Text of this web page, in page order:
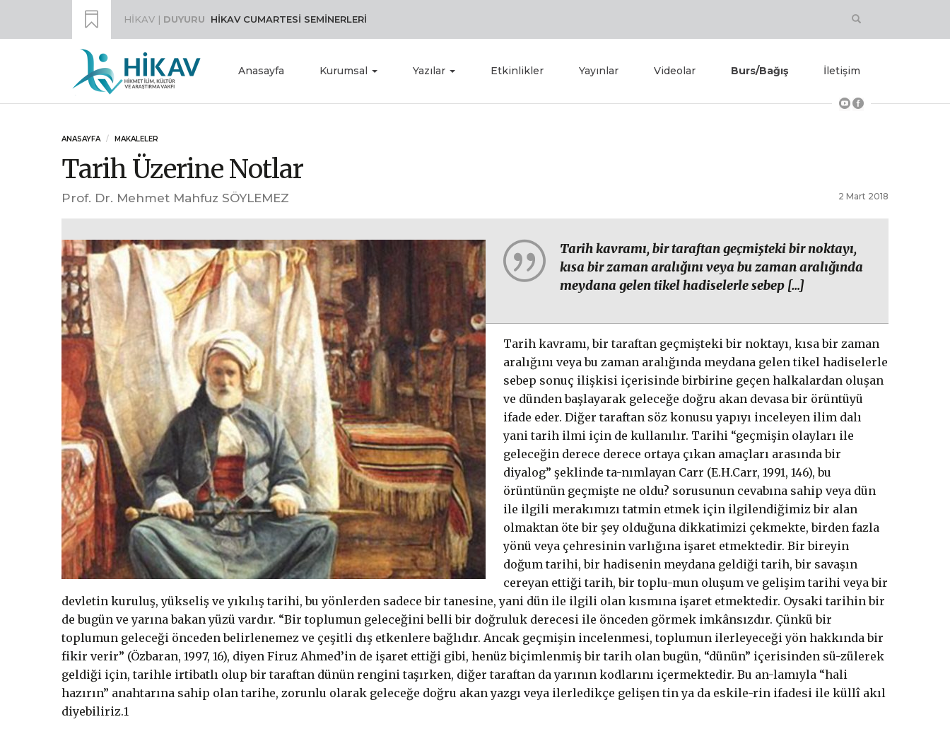
HİKAV | DUYURU HİKAV CUMARTESİ SEMİNERLERİ
Anasayfa Kurumsal Yazılar Etkinlikler Yayınlar Videolar Burs/Bağış İletişim
ANASAYFA MAKALELER
Tarih Üzerine Notlar
Prof. Dr. Mehmet Mahfuz SÖYLEMEZ 2 Mart 2018
Tarih kavramı, bir taraftan geçmişteki bir noktayı,
kısa bir zaman aralığını veya bu zaman aralığında
meydana gelen tikel hadiselerle sebep […]
Tarih kavramı, bir taraftan geçmişteki bir noktayı, kısa bir zaman
aralığını veya bu zaman aralığında meydana gelen tikel hadiselerle
sebep sonuç ilişkisi içerisinde birbirine geçen halkalardan oluşan
ve dünden başlayarak geleceğe doğru akan devasa bir örüntüyü
ifade eder. Diğer taraftan söz konusu yapıyı inceleyen ilim dalı
yani tarih ilmi için de kullanılır. Tarihi “geçmişin olayları ile
geleceğin derece derece ortaya çıkan amaçları arasında bir
diyalog” şeklinde ta-nımlayan Carr (E.H.Carr, 1991, 146), bu
örüntünün geçmişte ne oldu? sorusunun cevabına sahip veya dün
ile ilgili merakımızı tatmin etmek için ilgilendiğimiz bir alan
olmaktan öte bir şey olduğuna dikkatimizi çekmekte, birden fazla
yönü veya çehresinin varlığına işaret etmektedir. Bir bireyin
doğum tarihi, bir hadisenin meydana geldiği tarih, bir savaşın
cereyan ettiği tarih, bir toplu-mun oluşum ve gelişim tarihi veya bir
devletin kuruluş, yükseliş ve yıkılış tarihi, bu yönlerden sadece bir tanesine, yani dün ile ilgili olan kısmına işaret etmektedir. Oysaki tarihin bir
de bugün ve yarına bakan yüzü vardır. “Bir toplumun geleceğini belli bir doğruluk derecesi ile önceden görmek imkânsızdır. Çünkü bir
toplumun geleceği önceden belirlenemez ve çeşitli dış etkenlere bağlıdır. Ancak geçmişin incelenmesi, toplumun ilerleyeceği yön hakkında bir
fikir verir” (Özbaran, 1997, 16), diyen Firuz Ahmed’in de işaret ettiği gibi, henüz biçimlenmiş bir tarih olan bugün, “dünün” içerisinden sü-zülerek
geldiği için, tarihle irtibatlı olup bir taraftan dünün rengini taşırken, diğer taraftan da yarının kodlarını içermektedir. Bu an-lamıyla “hali
hazırın” anahtarına sahip olan tarihe, zorunlu olarak geleceğe doğru akan yazgı veya ilerledikçe gelişen tin ya da eskile-rin ifadesi ile küllî akıl
diyebiliriz.1